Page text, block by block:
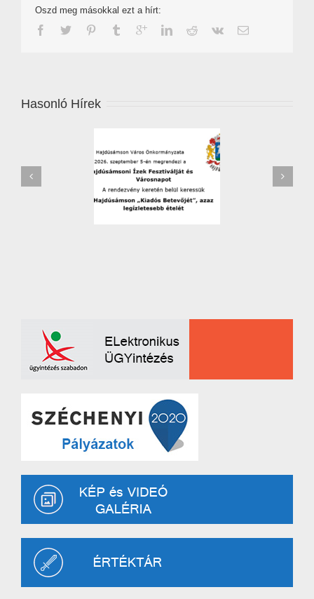
Oszd meg másokkal ezt a hírt:
Hasonló Hírek
– 2026 –
Leállítják a jégkármérséklő
rendszert Hajdú-Biharban